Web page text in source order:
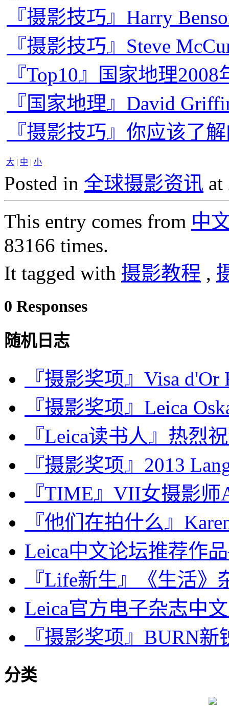
『摄影技巧』Harry
『摄影技巧』Steve
『Top10』国家地理
『国家地理』David
『摄影技巧』你应该了
大 | 中 | 小
Posted in 全球摄影资讯 at
This entry comes from 中
83166 times.
It tagged with 摄影教程 ,
0 Responses
随机日志
『摄影奖项』Visa d'Or
『摄影奖项』Leica
『Leica读书人』热烈
『摄影奖项』2013
『TIME』VII女摄影师
『他们在拍什么』
Leica中文论坛推荐作
『Life新生』《生活》
Leica官方电子杂志中
『摄影奖项』BURN
分类